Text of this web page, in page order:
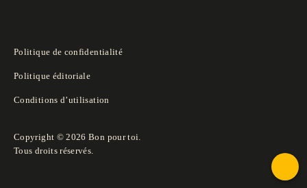
Politique de confidentialité
Politique éditoriale
Conditions d’utilisation
Copyright © 2026 Bon pour toi.
Tous droits réservés.